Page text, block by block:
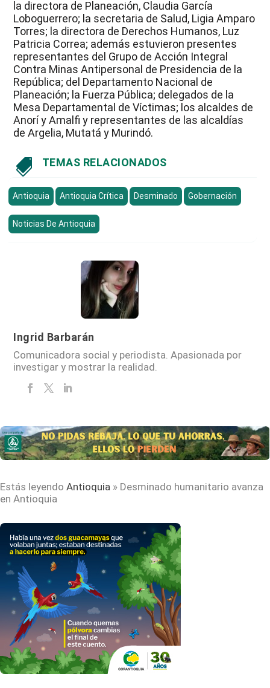
la directora de Planeación, Claudia García
Loboguerrero; la secretaria de Salud, Ligia Amparo
Torres; la directora de Derechos Humanos, Luz
Patricia Correa; además estuvieron presentes
representantes del Grupo de Acción Integral
Contra Minas Antipersonal de Presidencia de la
República; del Departamento Nacional de
Planeación; la Fuerza Pública; delegados de la
Mesa Departamental de Víctimas; los alcaldes de
Anorí y Amalfi y representantes de las alcaldías
de Argelia, Mutatá y Murindó.
 TEMAS RELACIONADOS
Antioquia Antioquia Crítica Desminado Gobernación
Noticias De Antioquia
Ingrid Barbarán
Comunicadora social y periodista. Apasionada por
investigar y mostrar la realidad.
Estás leyendo Antioquia » Desminado humanitario avanza
en Antioquia